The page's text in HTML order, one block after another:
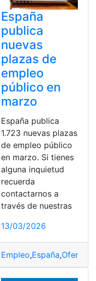
de empleo,SEPE
España
publica
nuevas
plazas de
empleo
público en
marzo
España publica
1.723 nuevas plazas
de empleo público
en marzo. Si tienes
alguna inquietud
recuerda
contactarnos a
través de nuestras
13/03/2026
Empleo,España,Oferta